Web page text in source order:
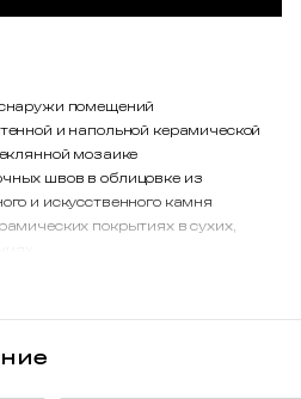
помещений
и напольной керамической
мозаике
швов в облицовке из
и искусственного камня
покрытиях в сухих,
нагрузками, а также для
террас, балконов
настенными и напольными